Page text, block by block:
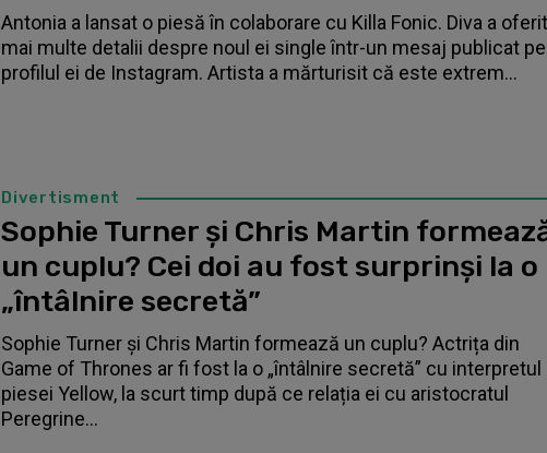
Antonia a lansat o piesă în colaborare cu Killa Fonic. Diva a oferit
mai multe detalii despre noul ei single într-un mesaj publicat pe
profilul ei de Instagram. Artista a mărturisit că este extrem...
Divertisment
Sophie Turner și Chris Martin
un cuplu? Cei doi au fost surprinși la o
„întâlnire secretă”
Sophie Turner și Chris Martin formează un cuplu? Actrița din
Game of Thrones ar fi fost la o „întâlnire secretă” cu interpretul
piesei Yellow, la scurt timp după ce relația ei cu aristocratul
Peregrine...